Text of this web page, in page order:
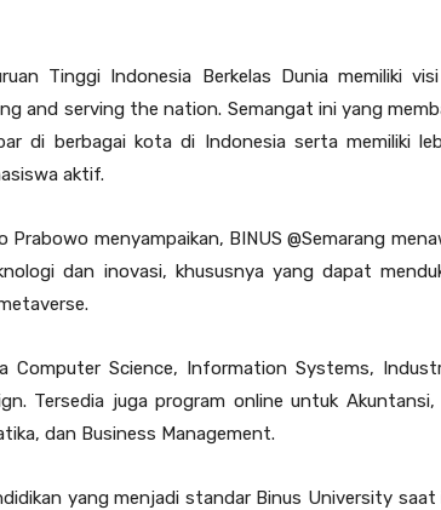
Tinggi Indonesia Berkelas Dunia memiliki
and serving the nation. Semangat ini yang
di berbagai kota di Indonesia serta memiliki
aktif.
menyampaikan, BINUS @Semarang
dan inovasi, khususnya yang dapat
Computer Science, Information Systems,
Tersedia juga program online untuk Akuntansi,
dan Business Management.
yang menjadi standar Binus University saat